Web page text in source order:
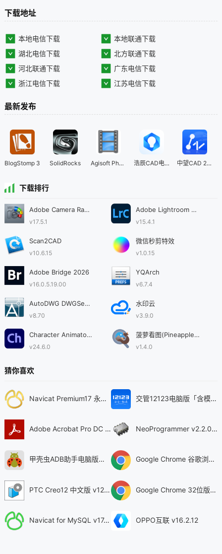
下载地址
本地电信下载
本地联通下载
湖北电信下载
北方联通下载
河北联通下载
广东电信下载
浙江电信下载
江苏电信下载
最新发布
BlogStomp 3 SolidRocks Agisoft PhotoScan 浩辰CAD电气 2027 中望CAD 2023
下载排行
Adobe Camera Raw 2025(ACR17)
v17.5.1
Adobe Lightroom Classic 2026
v15.4.1
Scan2CAD
v10.6.15
微信秒剪特效
v1.0.15
Adobe Bridge 2026
v16.0.5.19.00
YQArch
v6.7.4
AutoDWG DWGSee CAD 2026
v8.70
水印云
v3.9.0
Character Animator 2024
v24.6.0
菠萝看图(Pineapple Pictures)
v1.4.0
猜你喜欢
Navicat Premium17 永久激活版 v17.3.5 交管12123电脑版「含模拟器」 v3.3.7
Adobe Acrobat Pro DC 2025 绿色中文版 v2025.001.21208 NeoProgrammer v2.2.0.10
甲壳虫ADB助手电脑版「含模拟器」 v1.3.1 Google Chrome 谷歌浏览器 v150.0.7871.187
PTC Creo12 中文版 v12.4.2 Google Chrome 32位版 v150.0.7871.187
Navicat for MySQL v17.3.9 OPPO互联 v16.2.12